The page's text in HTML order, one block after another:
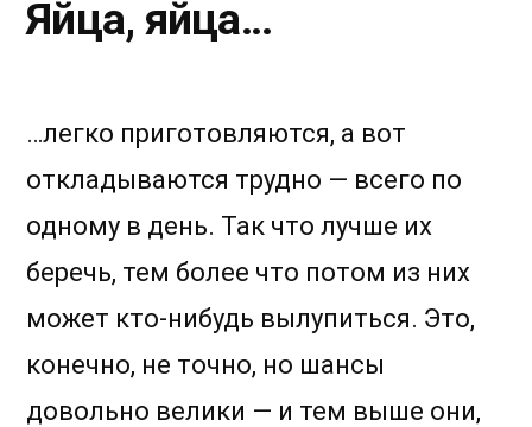
Яйца, яйца…
…легко приготовляются, а вот
откладываются трудно — всего по
одному в день. Так что лучше их
беречь, тем более что потом из них
может кто-нибудь вылупиться. Это,
конечно, не точно, но шансы
довольно велики — и тем выше они,